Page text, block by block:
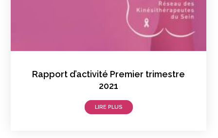
Rapport d’activité Premier trimestre
2021
LIRE PLUS